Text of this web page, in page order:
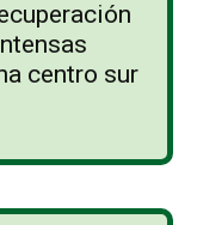
centro sur